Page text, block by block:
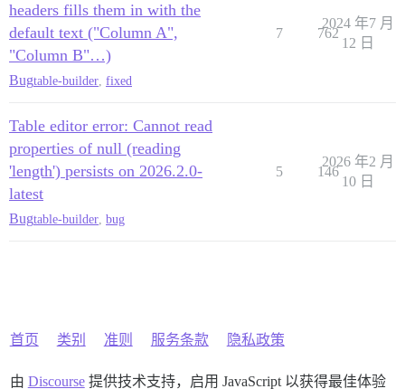
headers fills them in with the
default text ("Column A",
"Column B"…)
Bugtable-builder fixed
7 762
2024 年7 月
12 日
Table editor error: Cannot read
properties of null (reading
'length') persists on 2026.2.0-
latest
Bugtable-builder bug
5 146
2026 年2 月
10 日
首页 类别 准则 服务条款 隐私政策
由 Discourse提供技术支持，启用 JavaScript 以获得最佳体验